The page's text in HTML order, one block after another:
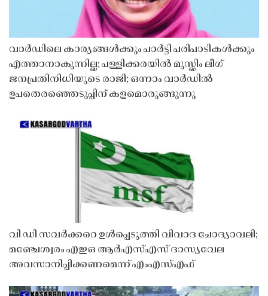
വാർഡിലെ കാര്യങ്ങൾക്കും പാർട്ടി പരിപാടികൾക്കും
എത്താനാകുന്നില്ല; പള്ളിക്കരയിൽ മുസ്ലിം ലീഗ്
ജനപ്രതിനിധിയുടെ രാജി; ഒന്നാം വാർഡിൽ
ഉപതെരഞ്ഞെടുപ്പിന് കളമൊരുങ്ങുന്നു
വി ഡി സവർക്കറെ ഉൾപ്പെടുത്തി വിവാദ ചോദ്യാവലി;
മഞ്ചേശ്വരം എഇഒ ആർഎസ്എസ് ദാസ്യവേല
അവസാനിപ്പിക്കണമെന്ന് എംഎസ്എഫ്